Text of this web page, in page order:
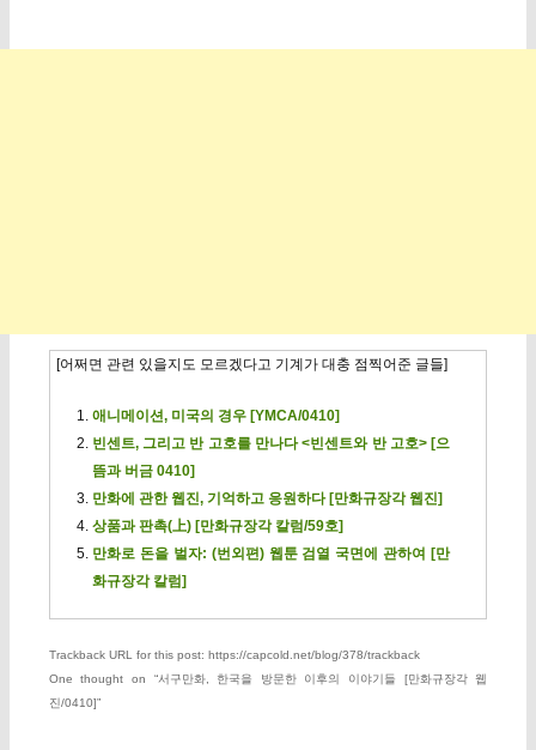
[어쩌면 관련 있을지도 모르겠다고 기계가 대충 점찍어준 글들]
애니메이션, 미국의 경우 [YMCA/0410]
빈센트, 그리고 반 고호를 만나다 <빈센트와 반 고호> [으
뜸과 버금 0410]
만화에 관한 웹진, 기억하고 응원하다 [만화규장각 웹진]
상품과 판촉(上) [만화규장각 칼럼/59호]
만화로 돈을 벌자: (번외편) 웹툰 검열 국면에 관하여 [만
화규장각 칼럼]
Trackback URL for this post: https://capcold.net/blog/378/trackback
One thought on “서구만화, 한국을 방문한 이후의 이야기들 [만화규장각 웹
진/0410]”